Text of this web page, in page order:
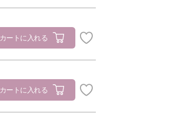
カートに入れる
カートに入れる